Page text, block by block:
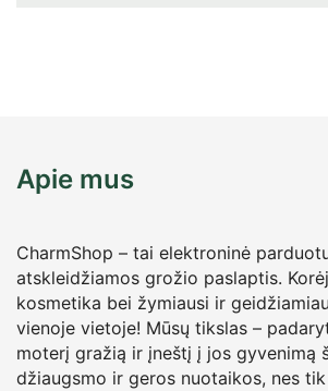
Apie mus
CharmShop – tai elektroninė
atskleidžiamos grožio paslaptis.
kosmetika bei žymiausi ir
vienoje vietoje! Mūsų tikslas –
moterį gražią ir įneštį į jos gyvenimą
džiaugsmo ir geros nuotaikos, nes